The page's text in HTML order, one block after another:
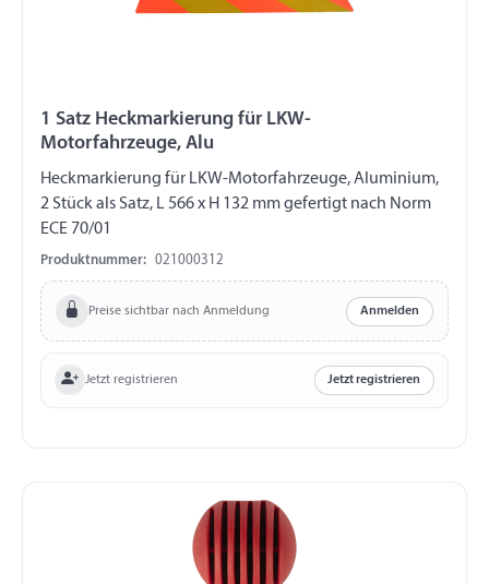
1 Satz Heckmarkierung für LKW-
Motorfahrzeuge, Alu
Heckmarkierung für LKW-Motorfahrzeuge, Aluminium,
2 Stück als Satz, L 566 x H 132 mm gefertigt nach Norm
ECE 70/01
Produktnummer: 021000312
Preise sichtbar nach Anmeldung Anmelden
Jetzt registrieren Jetzt registrieren